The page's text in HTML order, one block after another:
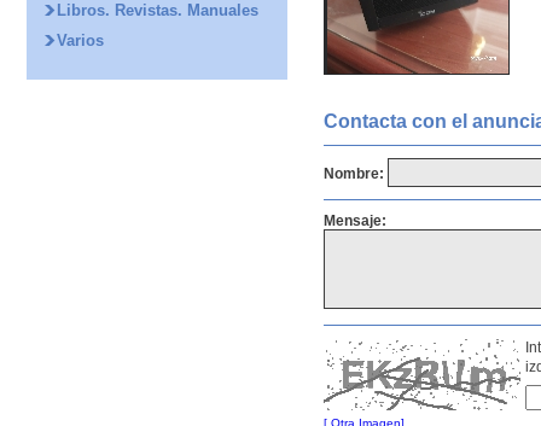
Contacta con el
Nombre:
Mensaje:
[ Otra Imagen]
Libros. Revistas. Manuales
Varios